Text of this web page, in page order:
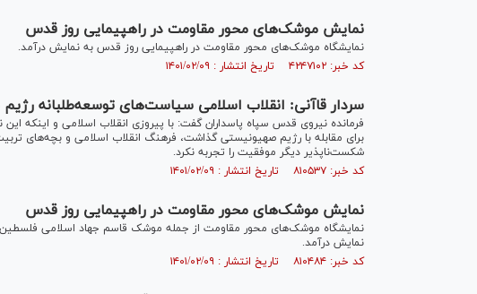
نمایش موشک‌های محور مقاومت در راهپیمایی روز قدس
نمایشگاه موشک‌های محور مقاومت در راهپیمایی روز قدس به نمایش درآمد.
کد خبر: ۴۲۴۷۱۰۲ تاریخ انتشار : ۱۴۰۱/۰۲/۰۹
سردار قاآنی: انقلاب اسلامی سیاست‌های توسعه‌طلبانه
فرمانده نیروی قدس سپاه پاسداران گفت: با پیروزی انقلاب اسلامی و اینکه
برای مقابله با رژیم صهیونیستی گذاشت، فرهنگ انقلاب اسلامی و بچه‌های
شکست‌ناپذیر دیگر موفقیت را تجربه نکرد.
کد خبر: ۸۱۰۵۳۷ تاریخ انتشار : ۱۴۰۱/۰۲/۰۹
نمایش موشک‌های محور مقاومت در راهپیمایی روز قدس
نمایش درآمد.
کد خبر: ۸۱۰۴۸۴ تاریخ انتشار : ۱۴۰۱/۰۲/۰۹